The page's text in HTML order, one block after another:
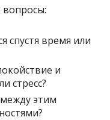
вопросы:
спустя время или
и
стресс?
этим